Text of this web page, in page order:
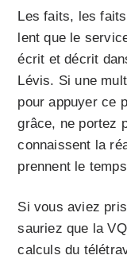
Les faits, les
lent que le
écrit et décrit
Lévis. Si une
pour appuyer ce
grâce, ne portez
connaissent la
prennent le
Si vous aviez
sauriez que la
calculs du